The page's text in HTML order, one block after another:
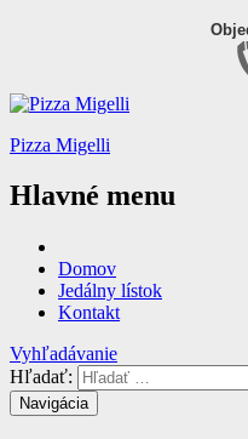
Pizza Migelli
Hlavné menu
Domov
Jedálny lístok
Kontakt
Vyhľadávanie
Hľadať:
Navigácia